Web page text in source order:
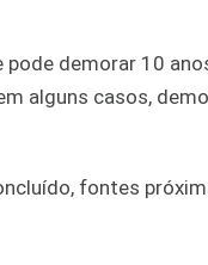
demorar 10
alguns casos,
fontes